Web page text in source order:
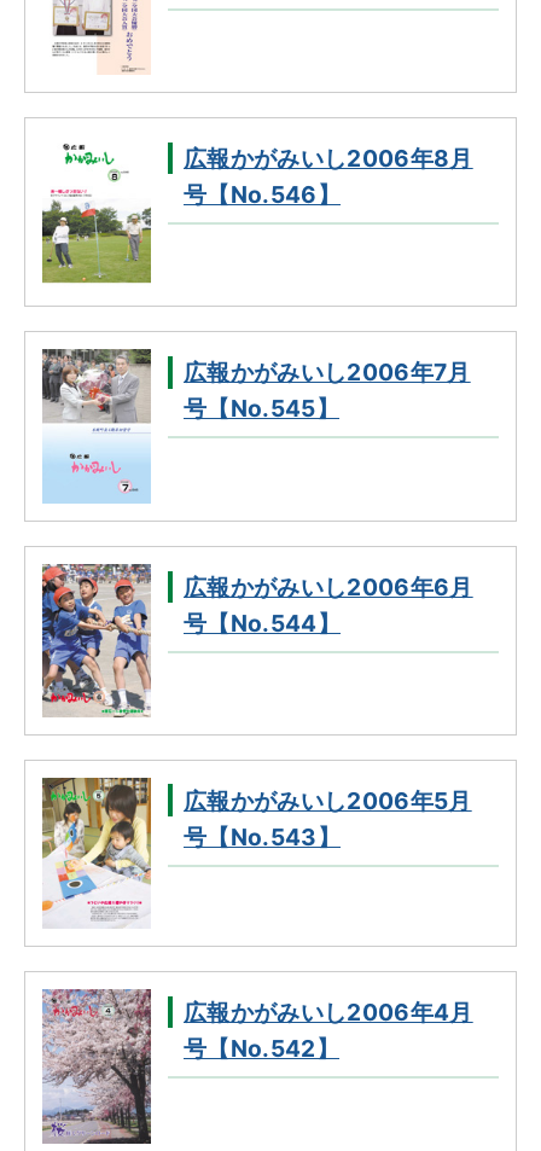
広報かがみいし2006年8月
号【No.546】
広報かがみいし2006年7月
号【No.545】
広報かがみいし2006年6月
号【No.544】
広報かがみいし2006年5月
号【No.543】
広報かがみいし2006年4月
号【No.542】